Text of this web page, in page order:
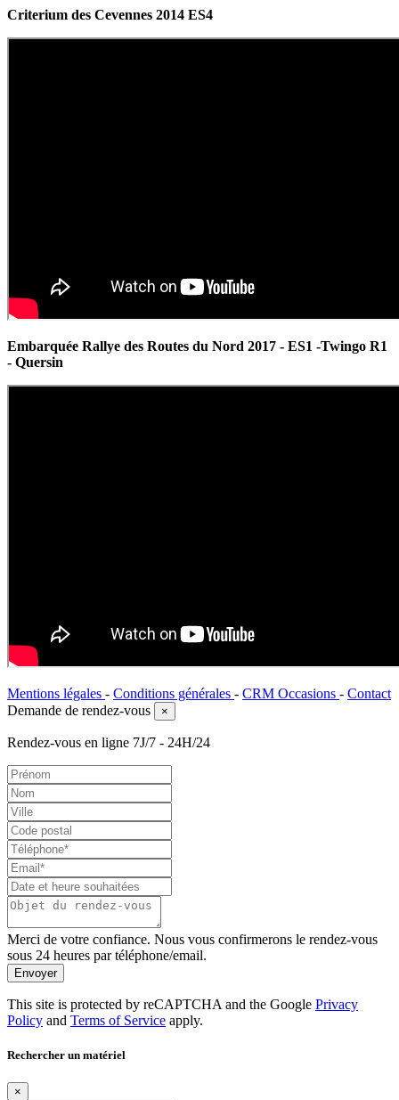
Criterium des Cevennes 2014 ES4
Embarquée Rallye des Routes du Nord 2017 - ES1 -Twingo R1
- Quersin
Mentions légales - Conditions générales - CRM Occasions - Contact
Demande de rendez-vous
×
Rendez-vous en ligne 7J/7 - 24H/24
Merci de votre confiance. Nous vous confirmerons le rendez-vous
sous 24 heures par téléphone/email.
Envoyer
This site is protected by reCAPTCHA and the Google Privacy
Policy and Terms of Service apply.
Rechercher un matériel
×